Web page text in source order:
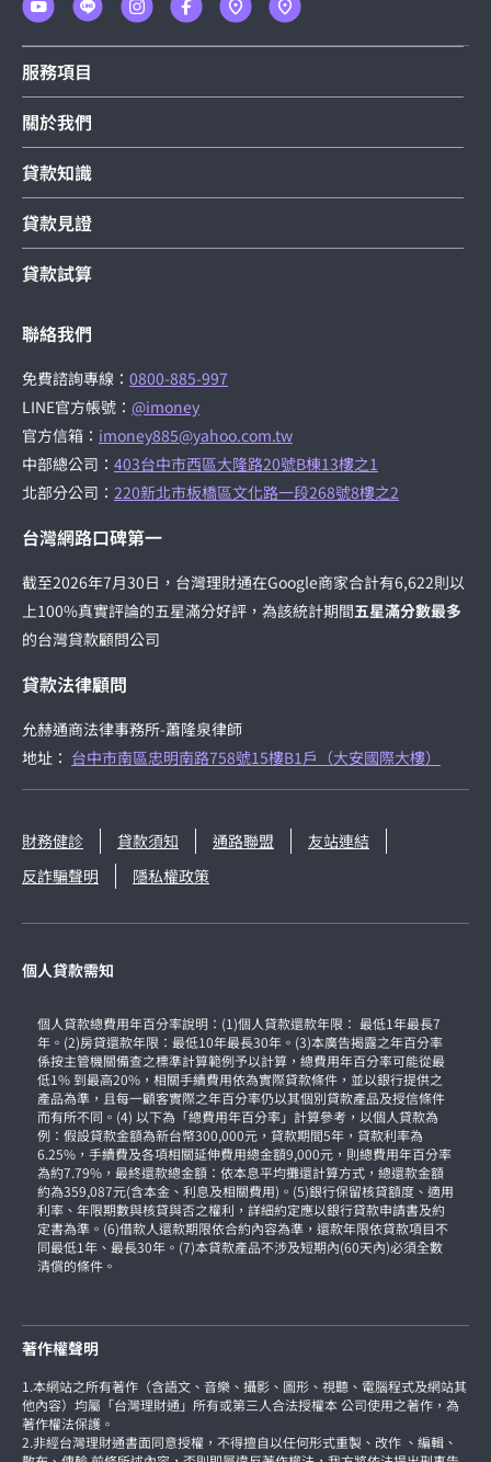
服務項目
關於我們
貸款知識
貸款見證
貸款試算
聯絡我們
免費諮詢專線： 0800-885-997
LINE官方帳號： @imoney
官方信箱： imoney885@yahoo.com.tw
中部總公司： 403台中市西區大隆路20號B棟13樓之1
北部分公司： 220新北市板橋區文化路一段268號8樓之2
台灣網路口碑第一
截至2026年7月30日，台灣理財通在Google商家合計有6,622則以
上100%真實評論的五星滿分好評，為該統計期間五星滿分數最多
的台灣貸款顧問公司
貸款法律顧問
允赫通商法律事務所-蕭隆泉律師
地址： 台中市南區忠明南路758號15樓B1戶（大安國際大樓）
財務健診 貸款須知 通路聯盟
友站連結
反詐騙聲明
隱私權政策
個人貸款需知
個人貸款總費用年百分率說明：(1)個人貸款還款年限： 最低1年最長7
年。(2)房貸還款年限：最低10年最長30年。(3)本廣告揭露之年百分率
係按主管機關備查之標準計算範例予以計算，總費用年百分率可能從最
低1% 到最高20%，相關手續費用依為實際貸款條件，並以銀行提供之
產品為準，且每一顧客實際之年百分率仍以其個別貸款產品及授信條件
而有所不同。(4) 以下為「總費用年百分率」計算參考，以個人貸款為
例：假設貸款金額為新台幣300,000元，貸款期間5年，貸款利率為
6.25%，手續費及各項相關延伸費用總金額9,000元，則總費用年百分率
為約7.79%，最終還款總金額：依本息平均攤還計算方式，總還款金額
約為359,087元(含本金、利息及相關費用)。(5)銀行保留核貸額度、適用
利率、年限期數與核貸與否之權利，詳細約定應以銀行貸款申請書及約
定書為準。(6)借款人還款期限依合約內容為準，還款年限依貸款項目不
同最低1年、最長30年。(7)本貸款產品不涉及短期內(60天內)必須全數
清償的條件。
著作權聲明
1.本網站之所有著作（含語文、音樂、攝影、圖形、視聽、電腦程式及網站其
他內容）均屬「台灣理財通」所有或第三人合法授權本 公司使用之著作，為
著作權法保護。
2.非經台灣理財通書面同意授權，不得擅自以任何形式重製、改作 、編輯、